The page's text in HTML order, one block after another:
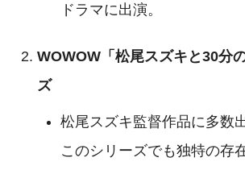
ドラマに出演。
WOWOW「松尾スズキと30分
ズ
松尾スズキ監督作品に多数
このシリーズでも独特の存